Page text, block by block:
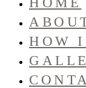
HOW